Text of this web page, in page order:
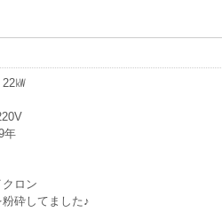
㎾
年
クロン
砕してました♪